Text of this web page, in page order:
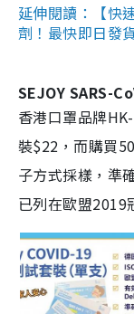
延伸閱讀：【快
劑！最快即日發
SEJOY SARS-
香港口罩品牌
裝$22，而購買
子方式採樣，準
已列在歐盟2019